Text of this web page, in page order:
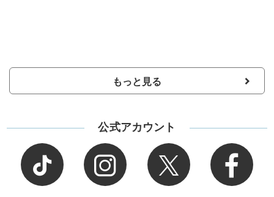
もっと見る
公式アカウント